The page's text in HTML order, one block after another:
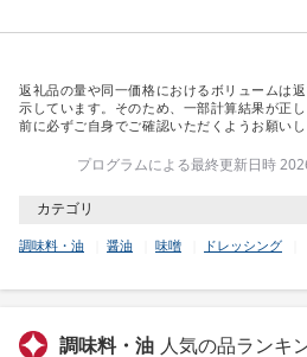
返礼品の量や同一価格におけるボリュームは
示しています。そのため、一部計算結果が正
前に必ずご自身でご確認いただくようお願いし
プログラムによる最終更新日時
カテゴリ
調味料・油 醤油 味噌 ドレッシング
調味料・油 人気の品ランキ